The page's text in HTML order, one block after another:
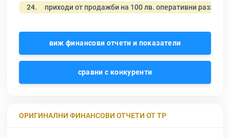
24. приходи от продажби на 100 лв. оперативни разходи
виж финансови отчети и показатели
сравни с конкуренти
ОРИГИНАЛНИ ФИНАНСОВИ ОТЧЕТИ ОТ ТР